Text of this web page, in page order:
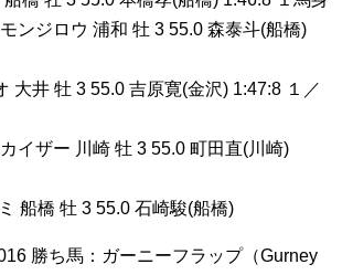
ンジロウ 浦和 牡 3 55.0 森泰斗(船橋)
大井 牡 3 55.0 吉原寛(金沢) 1:47:8 １／
イザー 川崎 牡 3 55.0 町田直(川崎)
船橋 牡 3 55.0 石崎駿(船橋)
勝ち馬：ガーニーフラップ（Gurney